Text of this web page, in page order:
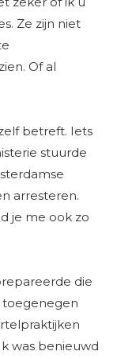
Ze zijn niet
Of al
betreft. Iets
stuurde
arresteren.
je me ook zo
die
toegenegen
was benieuwd